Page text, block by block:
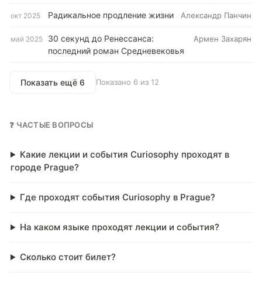
окт 2025 Радикальное продление жизни Александр Панчин
май 2025
30 секунд до Ренессанса:
последний роман Средневековья
Армен Захарян
Показать ещё 6 Показано 6 из 12
❓ ЧАСТЫЕ ВОПРОСЫ
Какие лекции и события Curiosophy проходят в
городе Prague?
Где проходят события Curiosophy в Prague?
На каком языке проходят лекции и события?
Сколько стоит билет?